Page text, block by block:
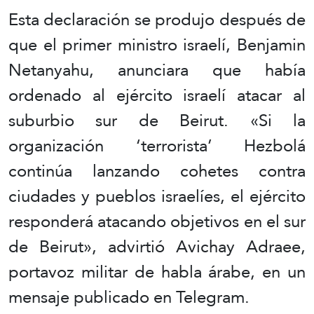
Esta declaración se produjo después de
que el primer ministro israelí, Benjamin
Netanyahu, anunciara que había
ordenado al ejército israelí atacar al
suburbio sur de Beirut. «Si la
organización ‘terrorista’ Hezbolá
continúa lanzando cohetes contra
ciudades y pueblos israelíes, el ejército
responderá atacando objetivos en el sur
de Beirut», advirtió Avichay Adraee,
portavoz militar de habla árabe, en un
mensaje publicado en Telegram.